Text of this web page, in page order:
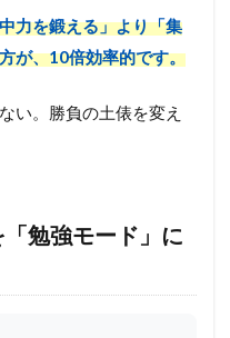
力を鍛える」より「集
が、10倍効率的です。
い。勝負の土俵を変え
「勉強モード」に